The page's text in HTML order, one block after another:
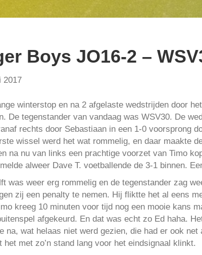
Boys JO16-2 –
2017
winterstop en na 2 afgelaste wedstrijden door
De tegenstander van vandaag was WSV30. De
rechts door Sebastiaan in een 1-0 voorsprong
wissel werd het wat rommelig, en daar maakte
na nu van links een prachtige voorzet van Timo
alweer Dave T. voetballende de 3-1 binnen.
was weer erg rommelig en de tegenstander zag
zij een penalty te nemen. Hij fliktte het al eens
kreeg 10 minuten voor tijd nog een mooie kans
afgekeurd. En dat was echt zo Ed haha.
na, wat helaas niet werd gezien, die had er ook
het met zo’n stand lang voor het eindsignaal klinkt.